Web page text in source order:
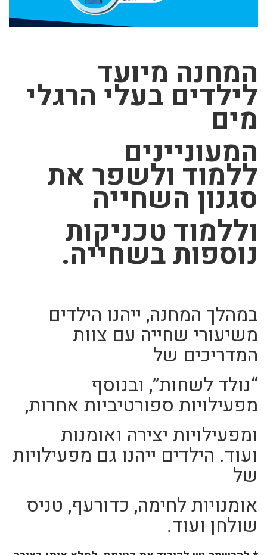
המחנה מיועד
לילדים בעלי הרגלי
מים
המעוניינים
ללמוד ולשפר את
סגנון השחייה
וללמוד טכניקות
נוספות בשחייה.
במהלך המחנה, ייהנו הילדים
משיעורי שחייה עם צוות
המדריכים של
“נולד לשחות”, ובנוסף
מפעילויות ספורטיביות אחרות,
ומפעילויות יצירה ואומנות
ועוד. הילדים ייהנו גם מפעילויות
של
אומנויות לחימה, כדורעף, טניס
שולחן ועוד.